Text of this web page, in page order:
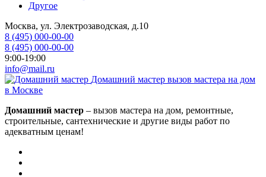
Другое
Москва, ул. Электрозаводская, д.10
8 (495) 000-00-00
8 (495) 000-00-00
9:00-19:00
info@mail.ru
Домашний мастер вызов мастера на дом
в Москве
Домашний мастер – вызов мастера на дом, ремонтные,
строительные, сантехнические и другие виды работ по
адекватным ценам!